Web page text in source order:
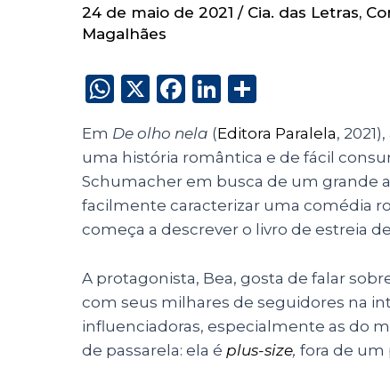
24 de maio de 2021 / Cia. das Letras,
Magalhães
W
a
ts
A
p
X
F
c
e
b
o
k
Li
k
e
dI
n
a
re
Em De olho nela (Editora Paralela,
uma história romântica e de fácil
Schumacher em busca de um grande
facilmente caracterizar uma comédia
começa a descrever o livro de estreia
A protagonista, Bea, gosta de falar
com seus milhares de seguidores na
influenciadoras, especialmente as do
de passarela: ela é plus-size, fora de um